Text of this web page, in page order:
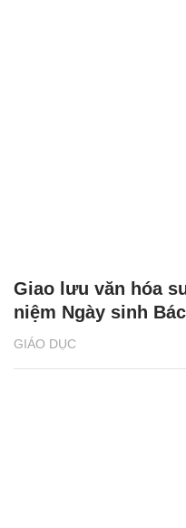
GIÁO DỤC
Giao lưu văn hóa
niệm Ngày sinh